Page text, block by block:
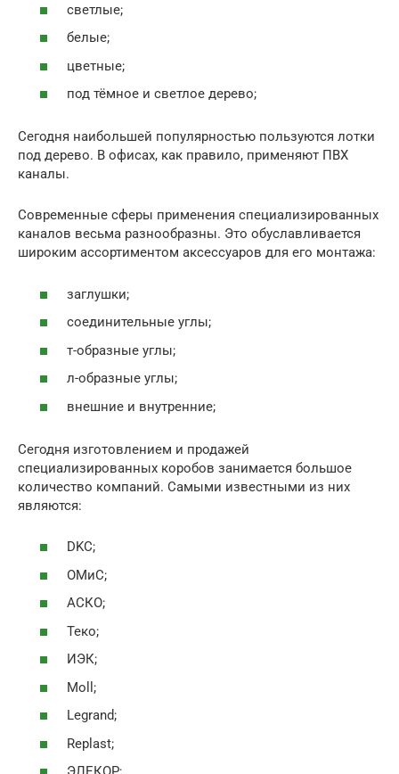
светлые;
белые;
цветные;
под тёмное и светлое дерево;
Сегодня наибольшей популярностью пользуются лотки
под дерево. В офисах, как правило, применяют ПВХ
каналы.
Современные сферы применения специализированных
каналов весьма разнообразны. Это обуславливается
широким ассортиментом аксессуаров для его монтажа:
заглушки;
соединительные углы;
т-образные углы;
л-образные углы;
внешние и внутренние;
Сегодня изготовлением и продажей
специализированных коробов занимается большое
количество компаний. Самыми известными из них
являются:
DKC;
ОМиС;
АСКО;
Теко;
ИЭК;
Moll;
Legrand;
Replast;